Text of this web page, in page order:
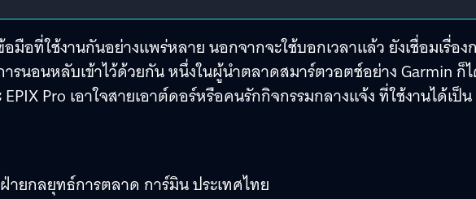
อที่ใช้งานกันอย่างแพร่หลาย นอกจากจะใช้บอกเวลาแล้ว ยังเชื่อมเรื่อง
นอนหลับเข้าไว้ด้วยกัน หนึ่งในผู้นำตลาดสมาร์ตวอตช์อย่าง Garmin ก็
Pro เอาใจสายเอาต์ดอร์หรือคนรักกิจกรรมกลางแจ้ง ที่ใช้งานได้เป็น
ยกลยุทธ์การตลาด การ์มิน ประเทศไทย